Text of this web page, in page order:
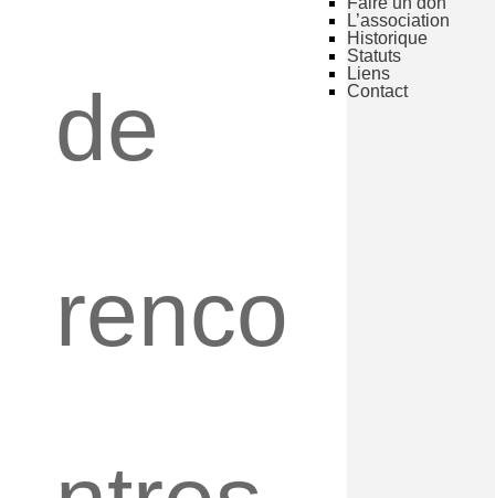
de
renco
L’association
Historique
Statuts
Liens
Contact